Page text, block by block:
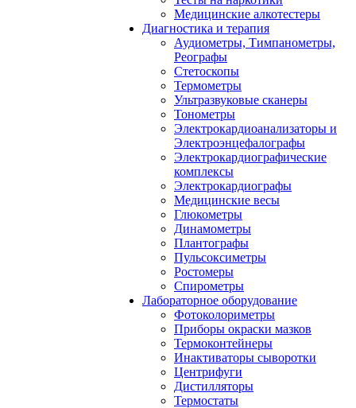
Медицинские алкотестеры
Диагностика и терапия
Аудиометры, Тимпанометры,
Реографы
Стетоскопы
Термометры
Ультразвуковые сканеры
Тонометры
Электрокардиоанализаторы и
Электроэнцефалографы
Электрокардиографические
комплексы
Электрокардиографы
Медицинские весы
Глюкометры
Динамометры
Плантографы
Пульсоксиметры
Ростомеры
Спирометры
Лабораторное оборудование
Фотоколориметры
Приборы окраски мазков
Термоконтейнеры
Инактиваторы сыворотки
Центрифуги
Дистилляторы
Термостаты